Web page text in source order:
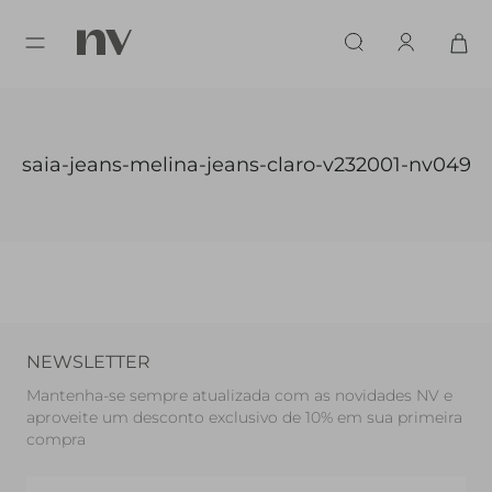
saia-jeans-melina-jeans-claro-v232001-nv049
NEWSLETTER
Mantenha-se sempre atualizada com as novidades NV e
aproveite um desconto exclusivo de 10% em sua primeira
compra